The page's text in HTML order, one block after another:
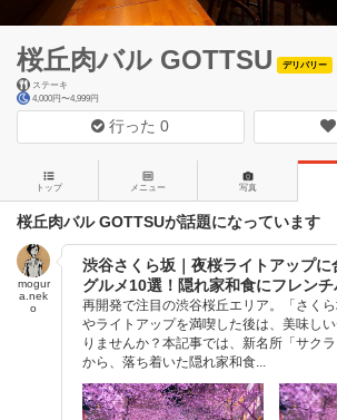
桜丘肉バル GOTTSU デリバリー
ステーキ
4,000円〜4,999円
行った0
トップ メニュー 写真
桜丘肉バル GOTTSUが話題になっています
mogur
a.nek
o
渋谷さくら坂｜夜桜ライトアップに
グルメ10選！隠れ家和食にフレンチ
再開発で注目の渋谷桜丘エリア。「さく
やライトアップを満喫した後は、美味し
りませんか？本記事では、新名所「サク
から、落ち着いた隠れ家和食...